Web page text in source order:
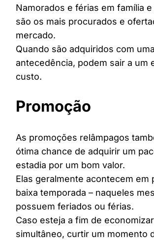
Namorados e férias em família
são os mais procurados e
mercado.
Quando são adquiridos com
antecedência, podem sair a um
custo.
Promoção
As promoções relâmpagos
ótima chance de adquirir um
estadia por um bom valor.
Elas geralmente acontecem em
baixa temporada – naqueles
possuem feriados ou férias.
Caso esteja a fim de
simultâneo, curtir um momento